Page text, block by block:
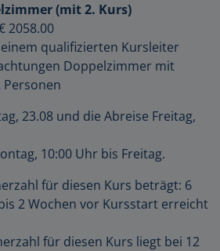
(mit 2. Kurs)
2058.00
qualifizierten Kursleiter
Doppelzimmer mit
Personen
23.08 und die Abreise Freitag,
10:00 Uhr bis Freitag.
für diesen Kurs beträgt: 6
2 Wochen vor Kursstart erreicht
für diesen Kurs liegt bei 12